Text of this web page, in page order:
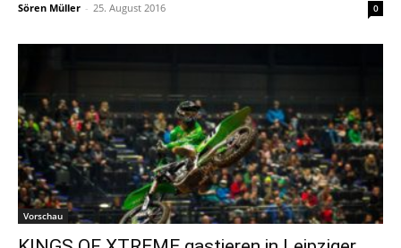
Sören Müller - 25. August 2016 0
Vorschau